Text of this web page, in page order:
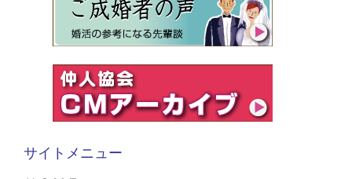
サイトメニュー